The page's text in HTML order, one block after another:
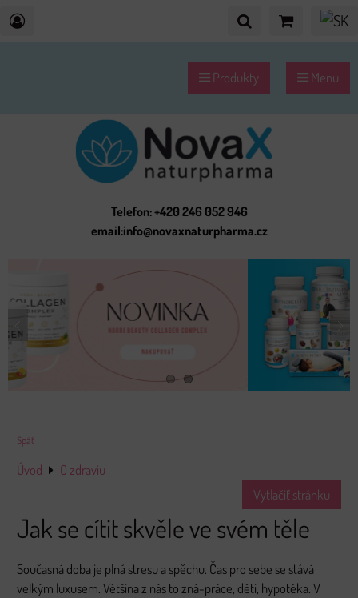
Produkty Menu
Telefon: +420 246 052 946
email:info@novaxnaturpharma.cz
Späť
Úvod
O zdraviu
Vytlačiť stránku
Jak se cítit skvěle ve svém těle
Současná doba je plná stresu a spěchu. Čas pro sebe se stává
velkým luxusem. Většina z nás to zná-práce, děti, hypotéka. V